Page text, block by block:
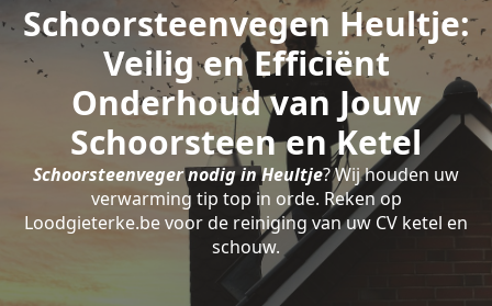
Schoorsteenvegen Heultje:
Veilig en Efficiënt
Onderhoud van Jouw
Schoorsteen en Ketel
Schoorsteenveger nodig in Heultje? Wij houden uw
verwarming tip top in orde. Reken op
Loodgieterke.be voor de reiniging van uw CV ketel en
schouw.